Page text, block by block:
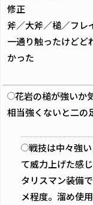
修正
斧／大斧／槌／フレ
一通り触ったけどど
かった
花岩の槌が強いか
相当強くないと二の
戦技は中々強
て威力上げた感
タリスマン装備
メ程度。溜め使